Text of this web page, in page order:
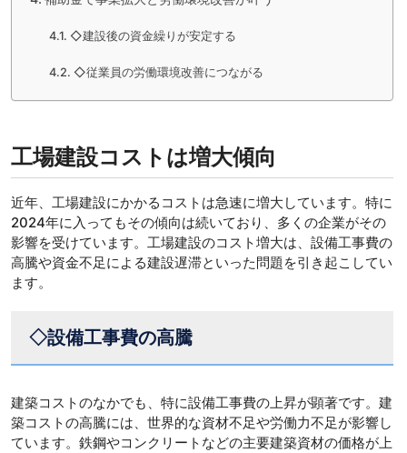
◇建設後の資金繰りが安定する
◇従業員の労働環境改善につながる
工場建設コストは増大傾向
近年、工場建設にかかるコストは急速に増大しています。特に
2024年に入ってもその傾向は続いており、多くの企業がその
影響を受けています。工場建設のコスト増大は、設備工事費の
高騰や資金不足による建設遅滞といった問題を引き起こしてい
ます。
◇設備工事費の高騰
建築コストのなかでも、特に設備工事費の上昇が顕著です。建
築コストの高騰には、世界的な資材不足や労働力不足が影響し
ています。鉄鋼やコンクリートなどの主要建築資材の価格が上